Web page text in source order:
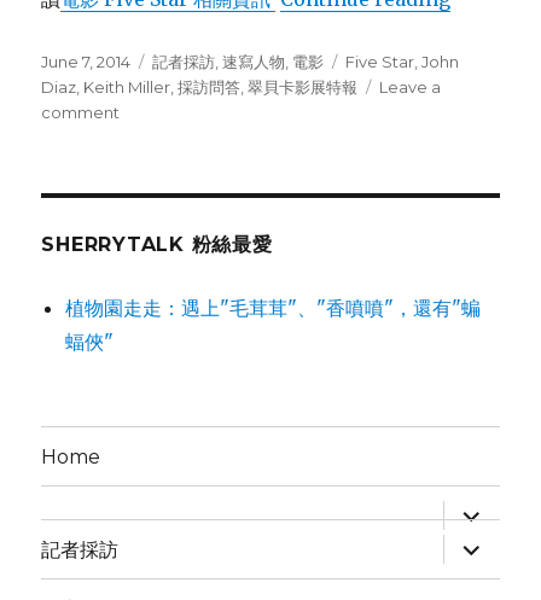
Posted
on
June 7, 2014 Categories
記者採訪,速寫人物, 電影 Tags
Five Star,John
Diaz, Keith Miller,採訪問答,翠貝卡影展特報
Leave a
comment
新
代
哥:
SHERRYTALK 粉絲最愛
植物園走走：遇上"毛茸茸"、"香噴噴"，還有"蝙
蝠俠"
Home
expand
child
menu
記者採訪
expand
child
menu